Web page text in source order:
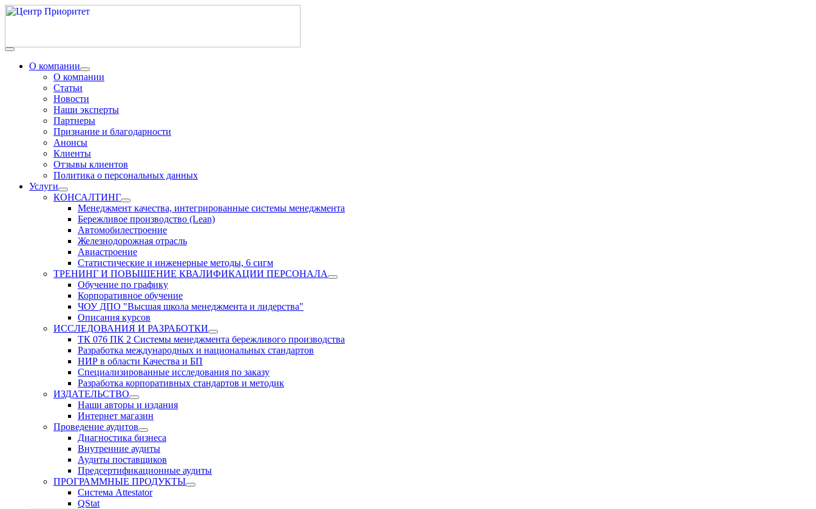
О компании
О компании
Статьи
Новости
Наши эксперты
Партнеры
Признание и благодарности
Анонсы
Клиенты
Отзывы клиентов
Политика о персональных данных
Услуги
КОНСАЛТИНГ
Менеджмент качества, интегрированные системы менеджмента
Бережливое производство (Lean)
Автомобилестроение
Железнодорожная отрасль
Авиастроение
Статистические и инженерные методы, 6 сигм
ТРЕНИНГ И ПОВЫШЕНИЕ КВАЛИФИКАЦИИ ПЕРСОНАЛА
Обучение по графику
Корпоративное обучение
ЧОУ ДПО "Высшая школа менеджмента и лидерства"
Описания курсов
ИССЛЕДОВАНИЯ И РАЗРАБОТКИ
ТК 076 ПК 2 Системы менеджмента бережливого производства
Разработка международных и национальных стандартов
НИР в области Качества и БП
Специализированные исследования по заказу
Разработка корпоративных стандартов и методик
ИЗДАТЕЛЬСТВО
Наши авторы и издания
Интернет магазин
Проведение аудитов
Диагностика бизнеса
Внутренние аудиты
Аудиты поставщиков
Предсертификационные аудиты
ПРОГРАММНЫЕ ПРОДУКТЫ
Система Attestator
QStat